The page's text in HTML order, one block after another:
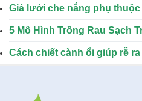
Giá lưới che nắng phụ thuộc
5 Mô Hình Trồng Rau Sạch
Cách chiết cành ổi giúp rễ